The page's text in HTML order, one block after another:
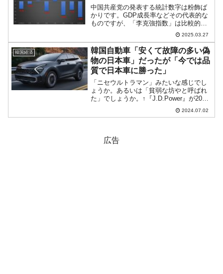
中国共産党の発表する統計数字は粉飾ば
かりです。GDP成長率などその代表的な
ものですが、「李克強指数」は比較的
「操作されていない」とされます。上掲
の先記事でご紹介しましたが、李克強指
数とされるのは以下の3つです。1）電力
消費2）鉄道貨物の量3...
2025.03.27
韓国経済
韓国自動車「安くて故障の多い偽
物の日本車」だったが「今では品
質で日本車に勝った」
「ニセウルトラマン」みたいな感じでし
ょうか。あるいは「貧弱な坊やと呼ばれ
た」でしょうか。↑『J.D.Power』が2024
年06月27日に出したプレスリリース。韓
国メディアが「韓国『現代自動車』が日
2024.07.02
広告